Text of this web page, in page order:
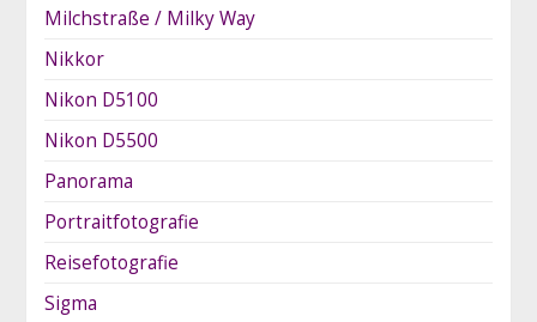
Milchstraße / Milky Way
Nikkor
Nikon D5100
Nikon D5500
Panorama
Portraitfotografie
Reisefotografie
Sigma